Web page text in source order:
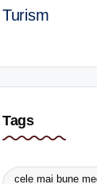
Turism
Tags
cele mai bune